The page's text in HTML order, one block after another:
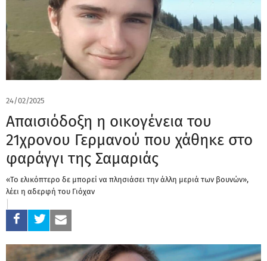
24/02/2025
Απαισιόδοξη η οικογένεια του
21χρονου Γερμανού που χάθηκε στο
φαράγγι της Σαμαριάς
«Το ελικόπτερο δε μπορεί να πλησιάσει την άλλη μεριά των βουνών»,
λέει η αδερφή του Γιόχαν